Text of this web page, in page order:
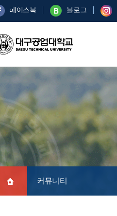
페이스북 블로그
커뮤니티